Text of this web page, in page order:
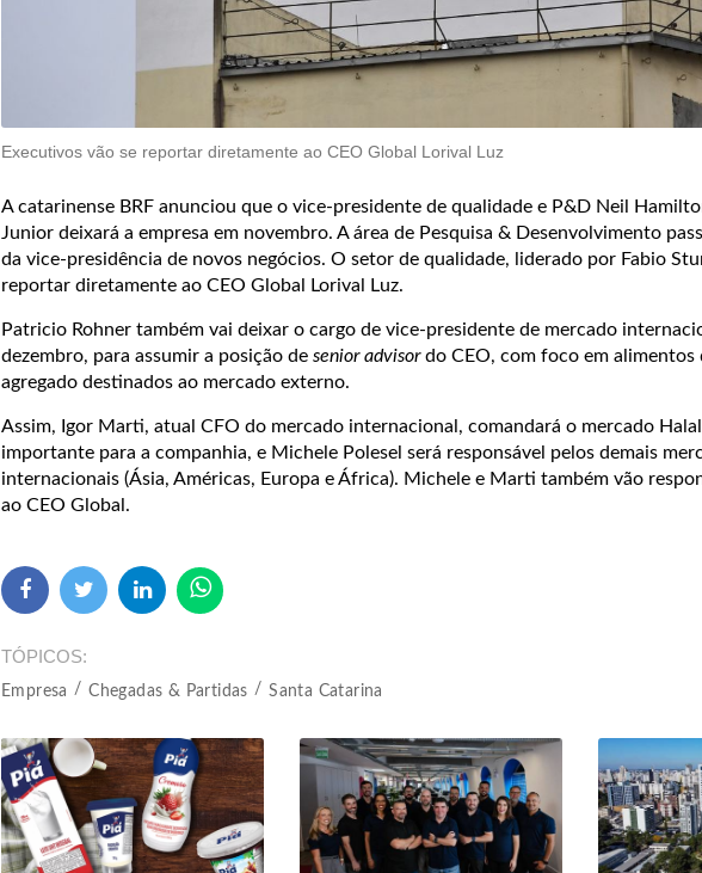
Executivos vão se reportar diretamente ao CEO Global Lorival Luz
A catarinense BRF anunciou que o vice-presidente de qualidade e P&D Neil
Junior deixará a empresa em novembro. A área de Pesquisa & Desenvolvimento
da vice-presidência de novos negócios. O setor de qualidade, liderado por Fabio
reportar diretamente ao CEO Global Lorival Luz.
Patricio Rohner também vai deixar o cargo de vice-presidente de mercado
dezembro, para assumir a posição de senior advisordo CEO, com foco em alimentos
agregado destinados ao mercado externo.
Assim, Igor Marti, atual CFO do mercado internacional, comandará o mercado
importante para a companhia, e Michele Polesel será responsável pelos demais
internacionais (Ásia, Américas, Europa e África). Michele e Marti também vão
ao CEO Global.
TÓPICOS
Empresa Chegadas & Partidas Santa Catarina